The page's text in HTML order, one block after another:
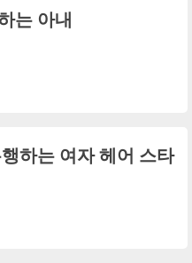
는 아내
하는 여자 헤어 스타